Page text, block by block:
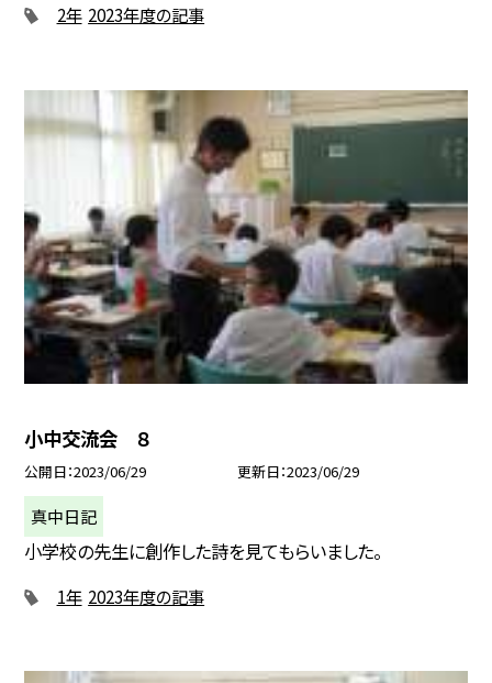
2年 2023年度の記事
小中交流会 ８
公開日 2023/06/29 更新日 2023/06/29
真中日記
小学校の先生に創作した詩を見てもらいました。
1年 2023年度の記事